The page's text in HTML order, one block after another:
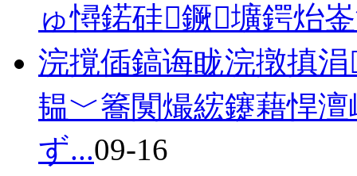
ゅ憳鍩硅鐝壙鍔炲
浣撹偛鎬诲眬浣撴搷
韫﹀簥闃熶綋鑳藉悍
ず...09-16